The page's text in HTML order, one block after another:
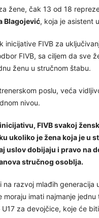
žene, čak 13 od 18
Blagojević, koja je asistent
inicijative FIVB za
FIVB, sa ciljem da sve
ženu u stručnom štabu.
poslu, veća
nivou.
FIVB svakoj
ukoliko je žena koja je u
uslov dobijaju i pravo na
stručnog osoblja.
na razvoj mlađih
imati najmanje
za devojčice, koje će